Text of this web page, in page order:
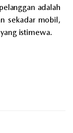
adalah
sekadar mobil,
istimewa.